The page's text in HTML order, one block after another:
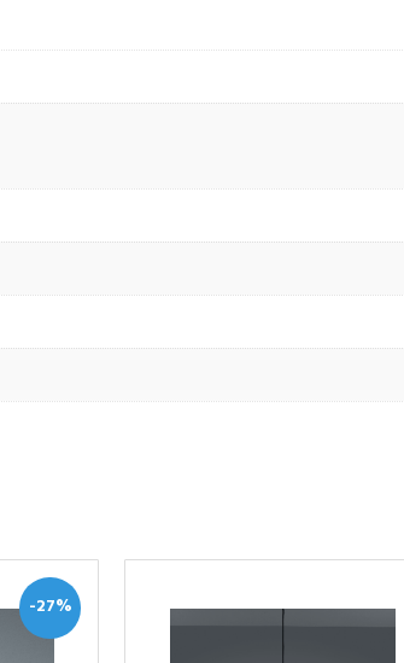
-27%